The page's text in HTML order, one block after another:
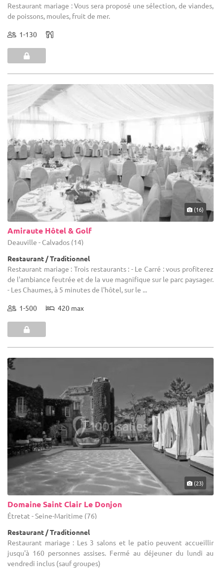
Restaurant mariage : Vous sera proposé une sélection, de viandes,
de poissons, moules, fruit de mer.
1-130
(16)
Amiraute Hôtel & Golf
Deauville - Calvados (14)
Restaurant / Traditionnel
Restaurant mariage : Trois restaurants : - Le Carré : vous profiterez
de l'ambiance feutrée et de la vue magnifique sur le parc paysager.
- Les Chaumes, à 5 minutes de l'hôtel, sur le ...
1-500 420 max
(23)
Domaine Saint Clair Le Donjon
Étretat - Seine-Maritime (76)
Restaurant / Traditionnel
Restaurant mariage : Les 3 salons et le patio peuvent accueillir
jusqu'à 160 personnes assises. Fermé au déjeuner du lundi au
vendredi inclus (sauf groupes)